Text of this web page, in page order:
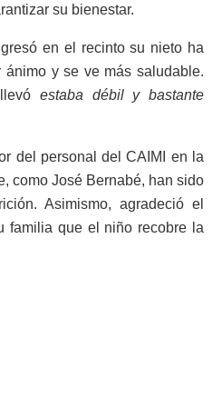
su bienestar.
en el recinto su nieto ha
ánimo y se ve más saludable.
estaba débil y bastante
del personal del CAIMI en la
como José Bernabé, han sido
Asimismo, agradeció el
familia que el niño recobre la